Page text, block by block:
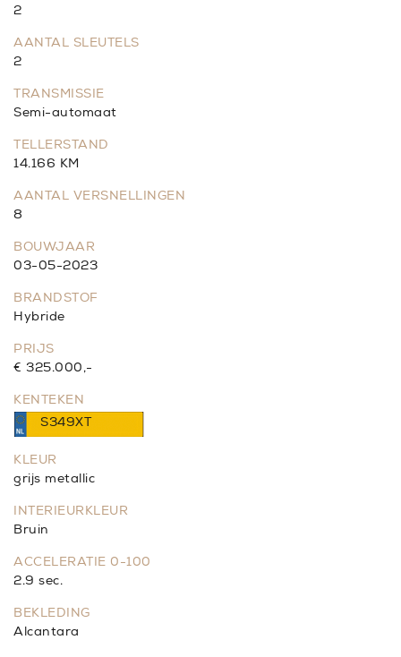
2
AANTAL SLEUTELS
2
TRANSMISSIE
Semi-automaat
TELLERSTAND
14.166 KM
AANTAL VERSNELLINGEN
8
BOUWJAAR
03-05-2023
BRANDSTOF
Hybride
PRIJS
€ 325.000,-
KENTEKEN
S349XT
KLEUR
grijs metallic
INTERIEURKLEUR
Bruin
ACCELERATIE 0-100
2.9 sec.
BEKLEDING
Alcantara